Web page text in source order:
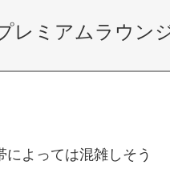
レミアムラウン
によっては混雑しそう